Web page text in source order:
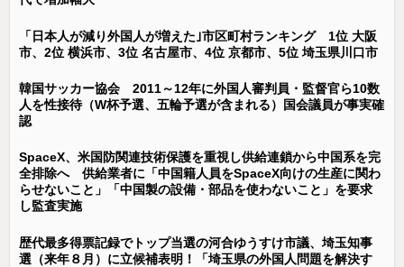
「日本人が減り外国人が増えた｣市区町村ランキング 1位 大阪
市、2位 横浜市、3位 名古屋市、4位 京都市、5位 埼玉県川口市
韓国サッカー協会 2011～12年に外国人審判員・監督官ら10数
人を性接待（W杯予選、五輪予選が含まれる）国会議員が事実確
認
SpaceX、米国防関連技術保護を重視し供給連鎖から中国系を完
全排除へ 供給業者に「中国籍人員をSpaceX向けの生産に関わ
らせないこと」「中国製の設備・部品を使わないこと」を要求
し監査実施
歴代最多得票記録でトップ当選の河合ゆうすけ市議、埼玉知事
選（来年８月）に立候補表明！「埼玉県の外国人問題を解決す